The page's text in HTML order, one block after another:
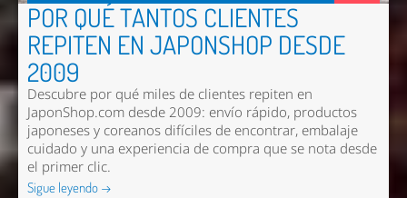
POR QUÉ TANTOS CLIENTES
REPITEN EN JAPONSHOP DESDE
2009
Descubre por qué miles de clientes repiten en
JaponShop.com desde 2009: envío rápido, productos
japoneses y coreanos difíciles de encontrar, embalaje
cuidado y una experiencia de compra que se nota desde
el primer clic.
Sigue leyendo →